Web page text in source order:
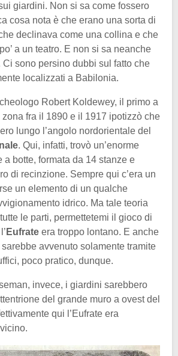
giardini. Non si sa come fossero
cosa nota è che erano una sorta di
declinava come una collina e che
a un teatro. E non si sa neanche
Ci sono persino dubbi sul fatto che
localizzati a Babilonia.
Robert Koldewey, il primo a
fra il 1890 e il 1917 ipotizzò che
lungo l’angolo nordorientale del
. Qui, infatti, trovò un’enorme
a botte, formata da 14 stanze e
di recinzione. Sempre qui c’era un
un elemento di un qualche
idrico. Ma tale teoria
le parti, permettetemi il gioco di
Eufrate era troppo lontano. E anche
sarebbe avvenuto solamente tramite
poco pratico, dunque.
invece, i giardini sarebbero
del grande muro a ovest del
qui l’Eufrate era